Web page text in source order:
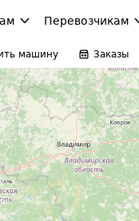
Перевозчикам
машину Заказы